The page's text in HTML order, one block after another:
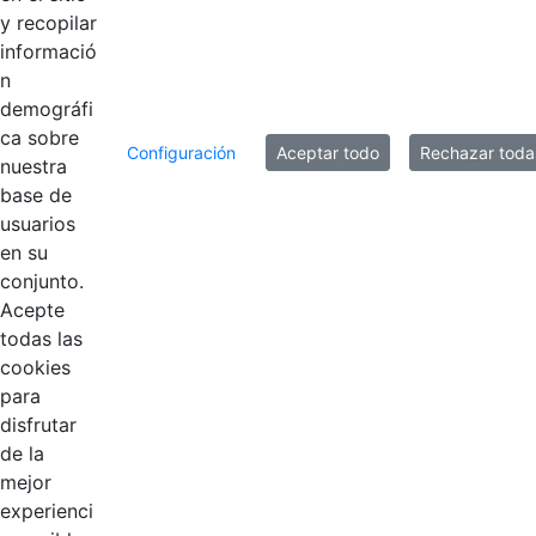
Mostrando el intervalo 31 - 40 de 349 resultados.
y recopilar
informació
n
demográfi
ca sobre
nuestra
base de
usuarios
en su
conjunto.
Acepte
todas las
cookies
para
disfrutar
de la
mejor
experienci
Configuración Aceptar todo Rechazar